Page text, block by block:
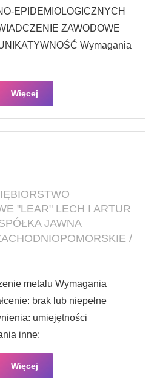
EPIDEMIOLOGICZNYCH
ZAWODOWE
Wymagania
Więcej
"LEAR" LECH I ARTUR
JAWNA
/
metalu Wymagania
brak lub niepełne
umiejętności
inne:
Więcej